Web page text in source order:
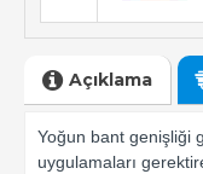
Açıklama
Yoğun bant genişliği
uygulamaları